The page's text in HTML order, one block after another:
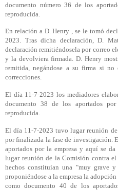
documento número 36 de los
reproducida.
En relación a D. Henry , se le tomó
2023. Tras dicha declaración, D.
declaración remitiéndosela por correo
y la devolviera firmada. D. Henry
remitida, negándose a su firma si
correcciones.
El día 11-7-2023 los mediadores
documento 38 de los aportados
reproducida.
El día 11-7-2023 tuvo lugar reunión
por finalizada la fase de investigación.
aportados por la empresa y aquí se
lugar reunión de la Comisión contra
hechos constituían una "muy grave
proponiéndose a la empresa la
como documento 40 de los